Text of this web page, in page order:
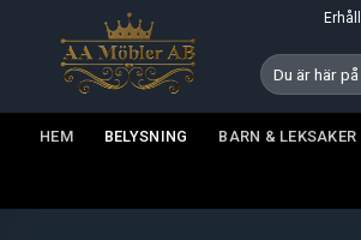
Sök
efter:
HEM BELYSNING BARN & LEKSAKER